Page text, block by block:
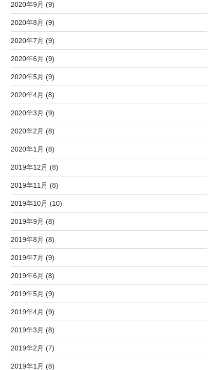
2020年9月 (9)
2020年8月 (9)
2020年7月 (9)
2020年6月 (9)
2020年5月 (9)
2020年4月 (8)
2020年3月 (9)
2020年2月 (8)
2020年1月 (8)
2019年12月 (8)
2019年11月 (8)
2019年10月 (10)
2019年9月 (8)
2019年8月 (8)
2019年7月 (9)
2019年6月 (8)
2019年5月 (9)
2019年4月 (9)
2019年3月 (8)
2019年2月 (7)
2019年1月 (8)